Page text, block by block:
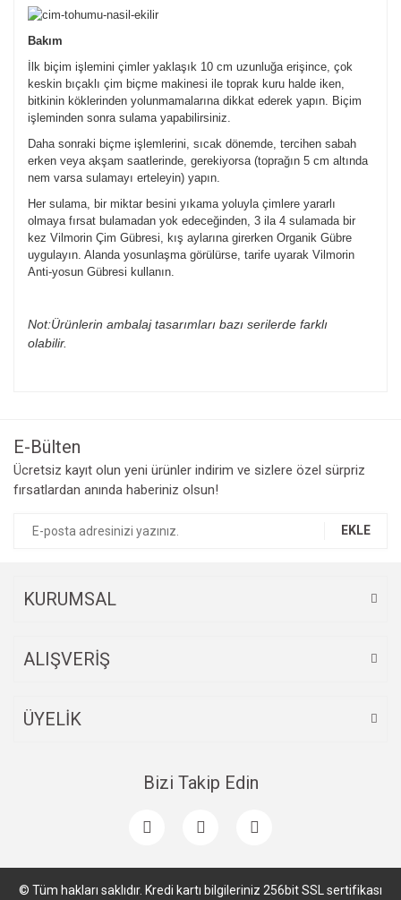
Bakım
İlk biçim işlemini çimler yaklaşık 10 cm uzunluğa erişince, çok
keskin bıçaklı çim biçme makinesi ile toprak kuru halde iken,
bitkinin köklerinden yolunmamalarına dikkat ederek yapın. Biçim
işleminden sonra sulama yapabilirsiniz.
Daha sonraki biçme işlemlerini, sıcak dönemde, tercihen sabah
erken veya akşam saatlerinde, gerekiyorsa (toprağın 5 cm altında
nem varsa sulamayı erteleyin) yapın.
Her sulama, bir miktar besini yıkama yoluyla çimlere yararlı
olmaya fırsat bulamadan yok edeceğinden, 3 ila 4 sulamada bir
kez Vilmorin Çim Gübresi, kış aylarına girerken Organik Gübre
uygulayın. Alanda yosunlaşma görülürse, tarife uyarak Vilmorin
Anti-yosun Gübresi kullanın.
Not:Ürünlerin ambalaj tasarımları bazı serilerde farklı
olabilir.
Ürün resmi kalitesiz, bozuk veya görüntülenemiyor.
Ürün açıklamasında eksik bilgiler bulunuyor.
E-Bülten
Ücretsiz kayıt olun yeni ürünler indirim ve sizlere özel sürpriz
fırsatlardan anında haberiniz olsun!
EKLE
KURUMSAL
ALIŞVERİŞ
ÜYELİK
Bizi Takip Edin
© Tüm hakları saklıdır. Kredi kartı bilgileriniz 256bit SSL sertifikası